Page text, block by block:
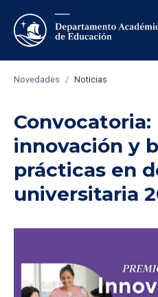
Novedades / Noticias
Convocatoria:
innovación y
prácticas en
universitaria